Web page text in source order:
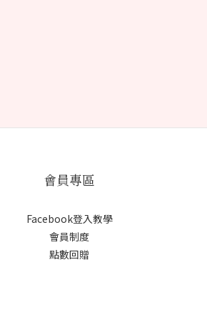
會員專區
Facebook登入教學
會員制度
點數回贈